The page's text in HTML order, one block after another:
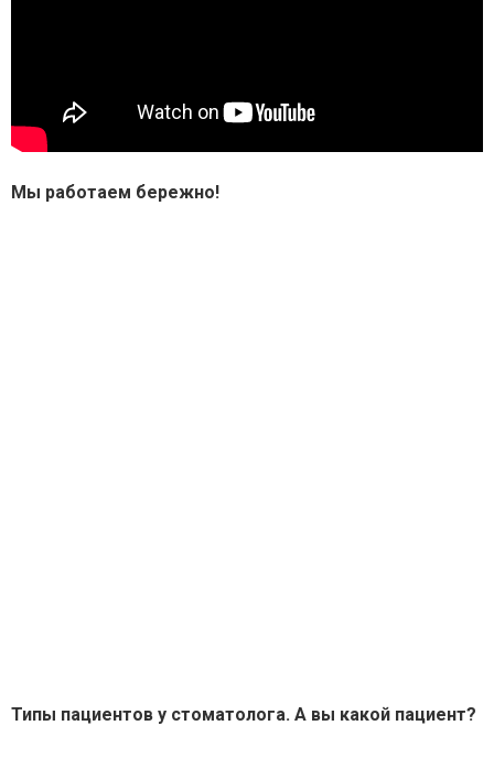
Мы работаем бережно!
Типы пациентов у стоматолога. А вы какой пациент?